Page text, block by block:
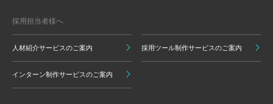
採用担当者様へ
人材紹介サービスのご案内 採用ツール制作サービスのご案内
インターン制作サービスのご案内